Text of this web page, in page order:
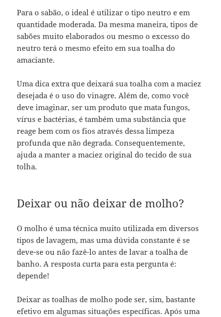
Para o sabão, o ideal é utilizar o tipo neutro e em
quantidade moderada. Da mesma maneira, tipos de
sabões muito elaborados ou mesmo o excesso do
neutro terá o mesmo efeito em sua toalha do
amaciante.
Uma dica extra que deixará sua toalha com a maciez
desejada é o uso do vinagre. Além de, como você
deve imaginar, ser um produto que mata fungos,
vírus e bactérias, é também uma substância que
reage bem com os fios através dessa limpeza
profunda que não degrada. Consequentemente,
ajuda a manter a maciez original do tecido de sua
tolha.
Deixar ou não deixar de molho?
O molho é uma técnica muito utilizada em diversos
tipos de lavagem, mas uma dúvida constante é se
deve-se ou não fazê-lo antes de lavar a toalha de
banho. A resposta curta para esta pergunta é:
depende!
Deixar as toalhas de molho pode ser, sim, bastante
efetivo em algumas situações específicas. Após uma